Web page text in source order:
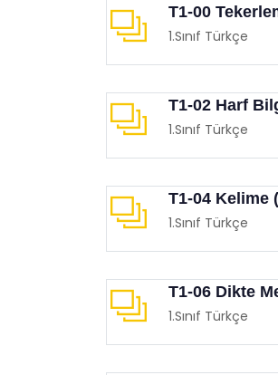
T1-00
1.Sınıf Türkçe
T1-02 Harf
1.Sınıf Türkçe
T1-04 Kelime
1.Sınıf Türkçe
T1-06 Dikte
1.Sınıf Türkçe
Balon Sektirme Oyunu
Eğitimgen /Oyun Köşesi